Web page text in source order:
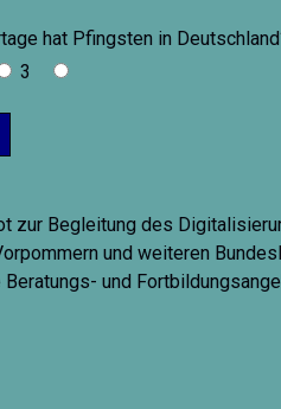
hat Pfingsten in
3
zur Begleitung des
und weiteren
und